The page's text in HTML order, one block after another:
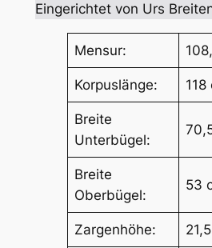
Eingerichtet von Urs
Mensur:
Korpuslänge: 118
Breite
Unterbügel:
Breite
Oberbügel:
53
Zargenhöhe: